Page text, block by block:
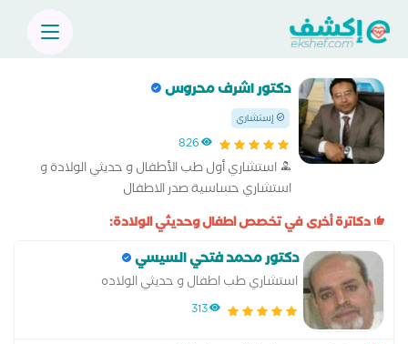
دكتور اشرف محروس
إستشاري
826
استشاري أول طب الأطفال و حديثي الولادة و
استشاري حساسية صدر الاطفال
دكاترة أخرى في تخصص اطفال وحديثي الولادة:
دكتور محمد فتحي السيسي
استشاري طب اطفال و حديثي الولاده
313